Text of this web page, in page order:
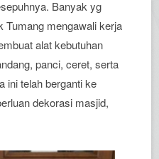
Banyak yg
Tumang mengawali kerja
alat kebutuhan
panci, ceret, serta
ini telah berganti ke
dekorasi masjid,